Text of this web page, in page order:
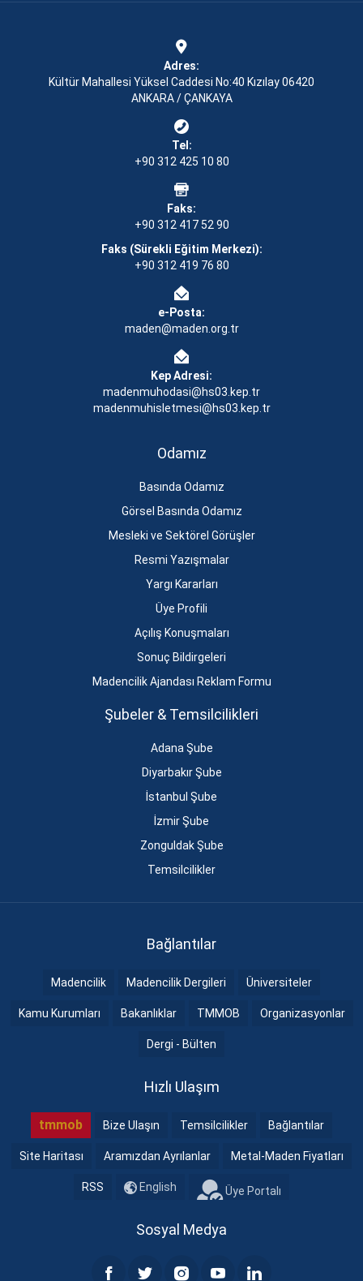
Adres:
Kültür Mahallesi Yüksel Caddesi No:40 Kızılay 06420
ANKARA / ÇANKAYA
Tel:
+90 312 425 10 80
Faks:
+90 312 417 52 90
Faks (Sürekli Eğitim Merkezi):
+90 312 419 76 80
e-Posta:
maden@maden.org.tr
Kep Adresi:
madenmuhodasi@hs03.kep.tr
madenmuhisletmesi@hs03.kep.tr
Odamız
Basında Odamız
Görsel Basında Odamız
Mesleki ve Sektörel Görüşler
Resmi Yazışmalar
Yargı Kararları
Üye Profili
Açılış Konuşmaları
Sonuç Bildirgeleri
Madencilik Ajandası Reklam Formu
Şubeler & Temsilcilikleri
Adana Şube
Diyarbakır Şube
İstanbul Şube
İzmir Şube
Zonguldak Şube
Temsilcilikler
Bağlantılar
Madencilik Madencilik Dergileri Üniversiteler
Kamu Kurumları Bakanlıklar TMMOB Organizasyonlar
Dergi - Bülten
Hızlı Ulaşım
tmmob Bize Ulaşın Temsilcilikler Bağlantılar
Site Haritası Aramızdan Ayrılanlar Metal-Maden Fiyatları
RSS English Üye Portalı
Sosyal Medya